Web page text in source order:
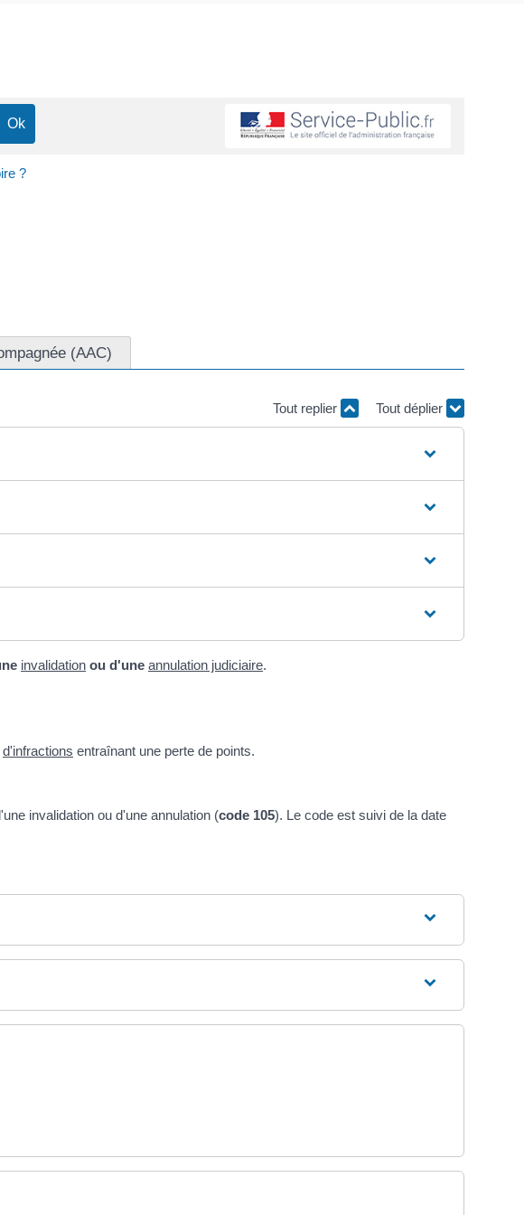
?
(AAC)
Tout replier Tout déplier
invalidation ou d'une annulation judiciaire.
d'infractions entraînant une perte de points.
invalidation ou d'une annulation (code 105). Le code est suivi de la date